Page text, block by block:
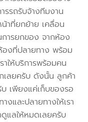
รรถรับจ้างทีมงาน
น้าที่ยกย้าย เคลื่อน
การยกของ จากห้อง
องที่ปลายทาง พร้อม
าให้บริการพร้อมคน
เลยครับ ดังนั้น ลูกค้า
เพียงแค่เก็บของรอ
งและปลายทางให้เรา
แลให้หมดเลยครับ